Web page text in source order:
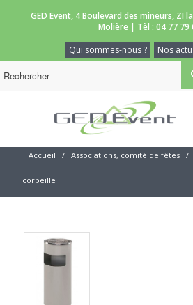
GED Event, 4 Boulevard des mineurs, ZI
Molière | Tèl :04 77 79
Nos
Qui sommes-nous ?
Accueil / Associations, comité de fêtes /
corbeille